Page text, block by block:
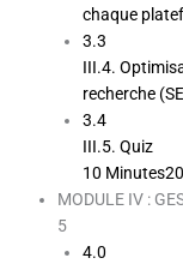
chaque
3.3
III.4.
recherche
3.4
III.5. Quiz
10 Minutes
MODULE IV :
5
4.0